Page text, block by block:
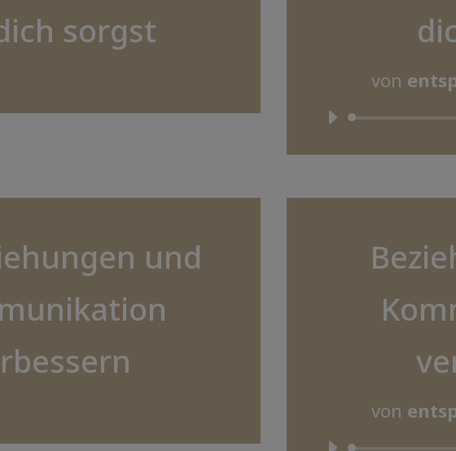
sorgst
von
und
von